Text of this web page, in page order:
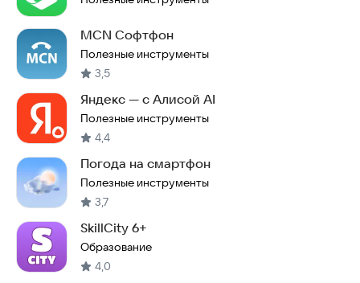
MCN Софтфон
Полезные инструменты
3,5
Яндекс — с Алисой AI
Полезные инструменты
4,4
Погода на смартфон
Полезные инструменты
3,7
SkillCity 6+
Образование
4,0